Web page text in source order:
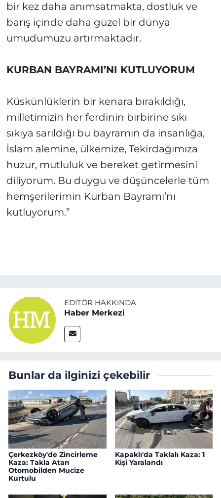
bir kez daha anımsatmakta, dostluk ve
barış içinde daha güzel bir dünya
umudumuzu artırmaktadır.
KURBAN BAYRAMI’NI KUTLUYORUM
Küskünlüklerin bir kenara bırakıldığı,
milletimizin her ferdinin birbirine sıkı
sıkıya sarıldığı bu bayramın da insanlığa,
İslam alemine, ülkemize, Tekirdağımıza
huzur, mutluluk ve bereket getirmesini
diliyorum. Bu duygu ve düşüncelerle tüm
hemşerilerimin Kurban Bayramı’nı
kutluyorum.”
EDITÖR HAKKINDA
Haber Merkezi
Bunlar da ilginizi çekebilir
Çerkezköy'de Zincirleme
Kaza: Takla Atan
Otomobilden Mucize
Kurtulu
Kapaklı'da Taklalı Kaza: 1
Kişi Yaralandı